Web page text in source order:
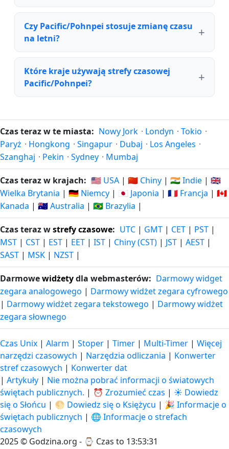
Czy Pacific/Pohnpei stosuje zmianę czasu
na letni?
Które kraje używają strefy czasowej
Pacific/Pohnpei?
Czas teraz w te miasta: Nowy Jork · Londyn · Tokio ·
Paryż · Hongkong · Singapur · Dubaj · Los Angeles ·
Szanghaj · Pekin · Sydney · Mumbaj
Czas teraz w krajach: 🇺🇸 USA | 🇨🇳 Chiny | 🇮🇳 Indie | 🇬🇧
Wielka Brytania | 🇩🇪 Niemcy | 🇯🇵 Japonia | 🇫🇷 Francja | 🇨🇦
Kanada | 🇦🇺 Australia | 🇧🇷 Brazylia |
Czas teraz wstrefy czasowe: UTC | GMT | CET | PST |
MST | CST | EST | EET | IST | Chiny (CST) | JST | AEST |
SAST | MSK | NZST |
Darmowewidżetydla webmasterów: Darmowy widget
zegara analogowego | Darmowy widżet zegara cyfrowego
| Darmowy widżet zegara tekstowego | Darmowy widżet
zegara słownego
Czas Unix | Alarm | Stoper | Timer | Multi-Timer | Więcej
narzędzi czasowych | Narzędzia odliczania | Konwerter
stref czasowych | Konwerter dat
| Artykuły | Nie można pobrać informacji o światowych
świętach publicznych. | ⏰ Zrozumieć czas | ☀️ Dowiedz
się o Słońcu | 🌕 Dowiedz się o Księżycu | 🎉 Informacje o
świętach publicznych | 🌐 Informacje o strefach
czasowych
2025 © Godzina.org - ⌚ Czas to 13:53:31